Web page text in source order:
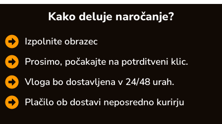
Kako deluje naročanje?
Izpolnite obrazec
Prosimo, počakajte na potrditveni klic.
Vloga bo dostavljena v 24/48 urah.
Plačilo ob dostavi neposredno kurirju